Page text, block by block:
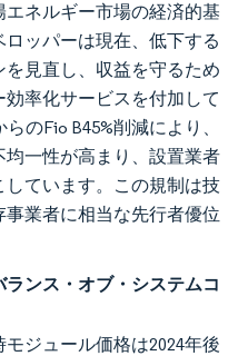
ネルギー市場の経済的基
ッパーは現在、低下する
見直し、収益を守るため
率化サービスを付加して
のFio B45%削減により、
一性が高まり、設置業者
ています。この規制は技
業者に相当な先行者優位
ンス・オブ・システムコ
ジュール価格は2024年後